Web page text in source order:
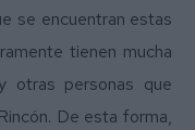
se encuentran estas
tienen mucha
otras personas que
De esta forma,